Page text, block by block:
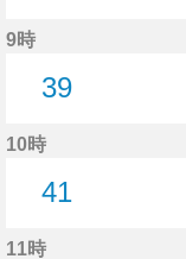
9時
39
10時
41
11時